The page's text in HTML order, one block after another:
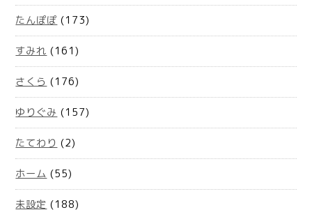
たんぽぽ (173)
すみれ (161)
さくら (176)
ゆりぐみ (157)
たてわり (2)
ホーム (55)
未設定 (188)